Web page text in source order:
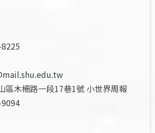
區木柵路一段17巷1號 小世界周報